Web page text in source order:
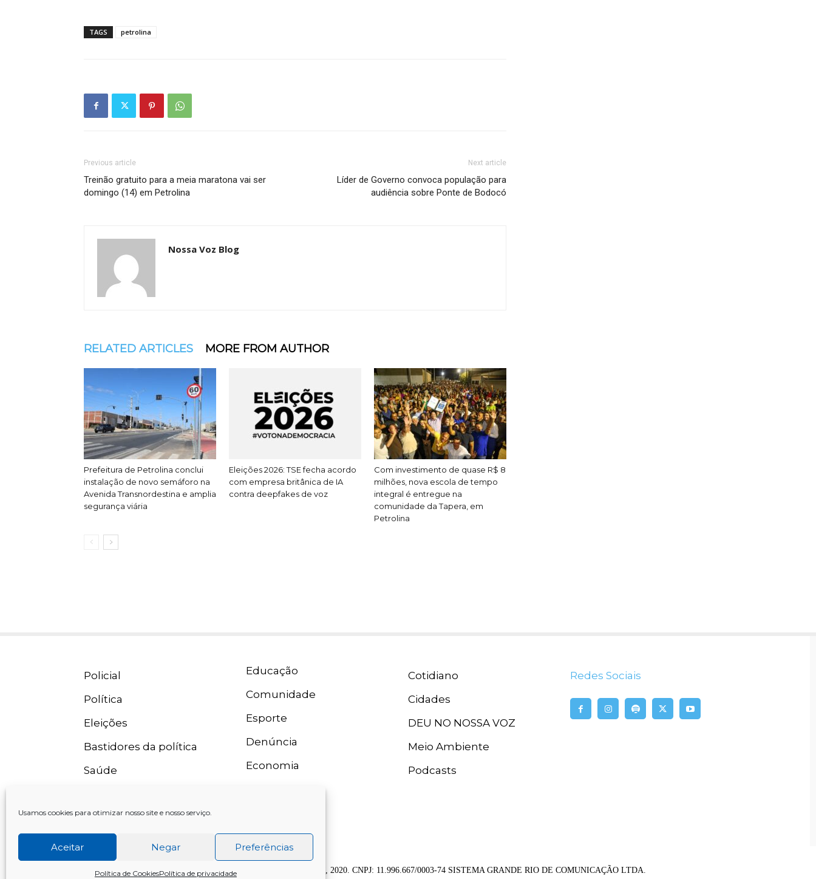
Usamos cookies para otimizar nosso site e nosso serviço.
Aceitar Negar Preferências
Política de CookiesPolítica de privacidade
TAGS petrolina
Previous article
Treinão gratuito para a meia maratona vai ser
domingo (14) em Petrolina
Next article
Líder de Governo convoca população para
audiência sobre Ponte de Bodocó
Nossa Voz Blog
RELATED ARTICLES MORE FROM AUTHOR
Prefeitura de Petrolina conclui
instalação de novo semáforo na
Avenida Transnordestina e amplia
segurança viária
Eleições 2026: TSE fecha acordo
com empresa britânica de IA
contra deepfakes de voz
Com investimento de quase R$ 8
milhões, nova escola de tempo
integral é entregue na
comunidade da Tapera, em
Petrolina
Policial
Política
Eleições
Bastidores da política
Saúde
Educação
Comunidade
Esporte
Denúncia
Economia
Cotidiano
Cidades
DEU NO NOSSA VOZ
Meio Ambiente
Podcasts
Redes Sociais
Rádio Grande Rio FM, 2020. CNPJ: 11.996.667/0003-74 SISTEMA GRANDE RIO DE COMUNICAÇÃO LTDA.